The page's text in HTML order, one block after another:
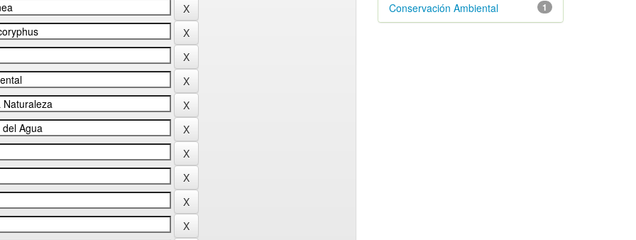
1
Conservación Ambiental